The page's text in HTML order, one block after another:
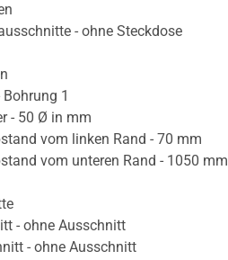
- ohne Steckdose
1
- 50 Ø in mm
vom linken Rand - 70 mm
vom unteren Rand - 1050 mm
- ohne Ausschnitt
- ohne Ausschnitt